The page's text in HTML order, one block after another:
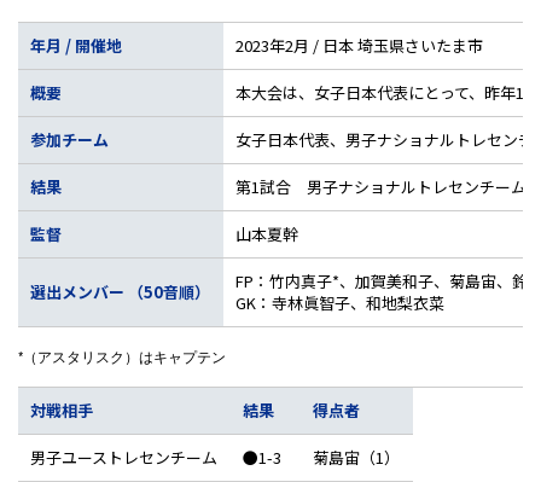
年月 / 開催地 2023年2月 / 日本 埼玉県さいたま市
概要 本大会は、女子日本代表にとって、昨年
参加チーム 女子日本代表、男子ナショナルトレセン
結果 第1試合 男子ナショナルトレセンチーム
監督 山本夏幹
選出メンバー （50音順）
FP：竹内真子*、加賀美和子、菊島宙、鈴
GK：寺林眞智子、和地梨衣菜
*（アスタリスク）はキャプテン
対戦相手 結果 得点者
男子ユーストレセンチーム ●1-3 菊島宙（1）